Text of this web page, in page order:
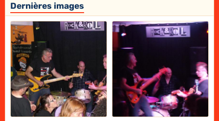
Dernières images